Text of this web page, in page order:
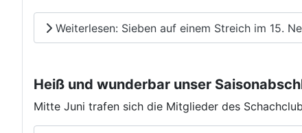
Weiterlesen: Sieben auf einem Streich im 15.
Heiß und wunderbar unser
Mitte Juni trafen sich die Mitglieder des